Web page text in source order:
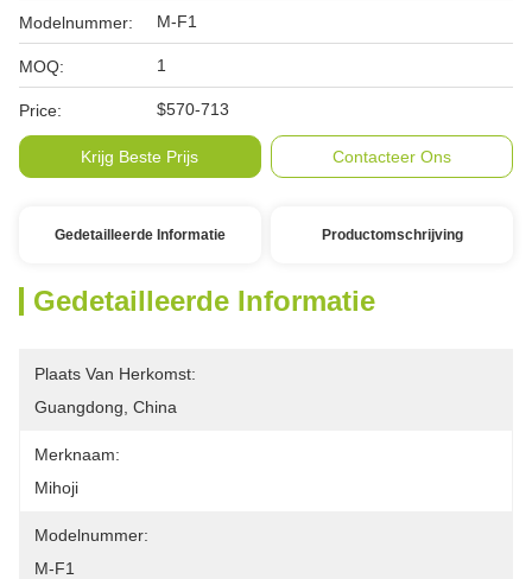
Modelnummer: M-F1
MOQ: 1
Price: $570-713
Krijg Beste Prijs Contacteer Ons
Gedetailleerde Informatie Productomschrijving
Gedetailleerde Informatie
Plaats Van Herkomst:
Guangdong, China
Merknaam:
Mihoji
Modelnummer:
M-F1